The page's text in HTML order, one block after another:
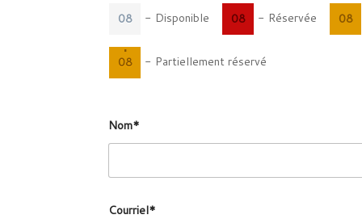
08 - Disponible 08 - Réservée 08
·
08 - Partiellement réservé
Nom*
Courriel*